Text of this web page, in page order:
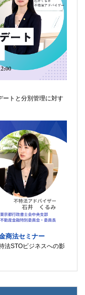
ートと分別管理に対す
商法セミナー
法STOビジネスへの影